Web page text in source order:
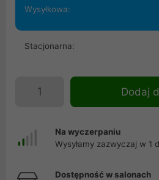
Wysyłkowa:
Stacjonarna:
Dodaj
Na wyczerpaniu
Wysyłamy zazwyczaj w 1
Dostępność w salonach